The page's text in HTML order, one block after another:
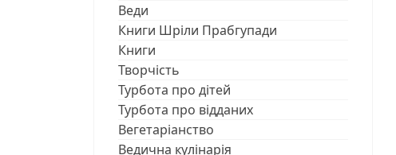
Веди
Книги Шріли Прабгупади
Книги
Творчість
Турбота про дітей
Турбота про відданих
Вегетаріанство
Ведична кулінарія